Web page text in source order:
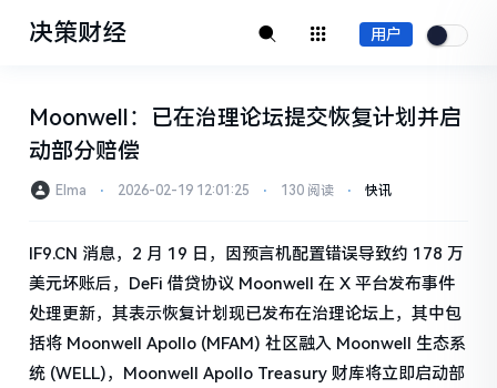
决策财经 用户
Moonwell：已在治理论坛提交恢复计划并启
动部分赔偿
Elma ⋅ 2026-02-19 12:01:25 ⋅ 130 阅读 ⋅ 快讯
IF9.CN 消息，2 月 19 日，因预言机配置错误导致约 178 万
美元坏账后，DeFi 借贷协议 Moonwell 在 X 平台发布事件
处理更新，其表示恢复计划现已发布在治理论坛上，其中包
括将 Moonwell Apollo (MFAM) 社区融入 Moonwell 生态系
统 (WELL)，Moonwell Apollo Treasury 财库将立即启动部